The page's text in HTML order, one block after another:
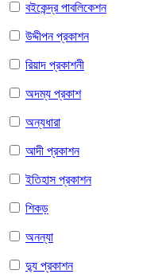
বইকেন্দ্র পাবলিকেশন
উদ্দীপন প্রকাশন
রিয়াদ প্রকাশনী
অদম্য প্রকাশ
অন্যধারা
আদী প্রকাশন
ইতিহাস প্রকাশন
শিকড়
অনন্যা
দ্যু প্রকাশন